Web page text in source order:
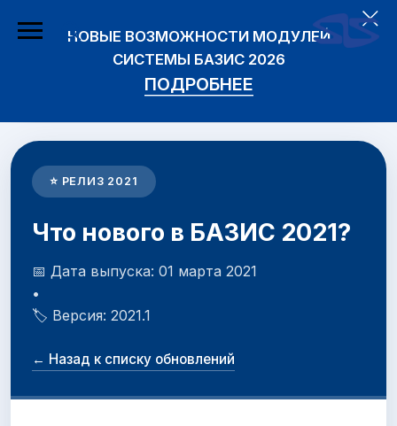
СИСТЕМЫ БАЗИС 2026
ПОДРОБНЕЕ
⭐ РЕЛИЗ 2021
Что нового в БАЗИС 2021?
📅 Дата выпуска: 01 марта 2021
•
🏷️ Версия: 2021.1
← Назад к списку обновлений